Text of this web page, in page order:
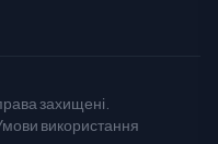
захищені.
використання